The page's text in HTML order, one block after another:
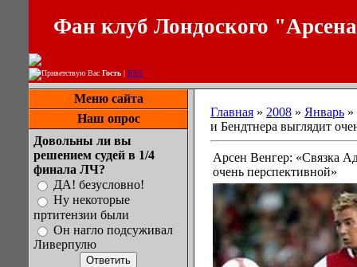
Фан клуб Лондоского
Приветствую Вас Гость | RSS
Меню сайта
Наш опрос
Довольны ли вы
решением судей в 1/4
финала ЛЧ?
ДА! безусловно!
Ну некоторые
пртитензии были
Он нагло подсуживал
Ливерпулю
Главная » 2008 » Январь »
и Бендтнера выглядит
Арсен Венгер: «Связка
очень перспективной»